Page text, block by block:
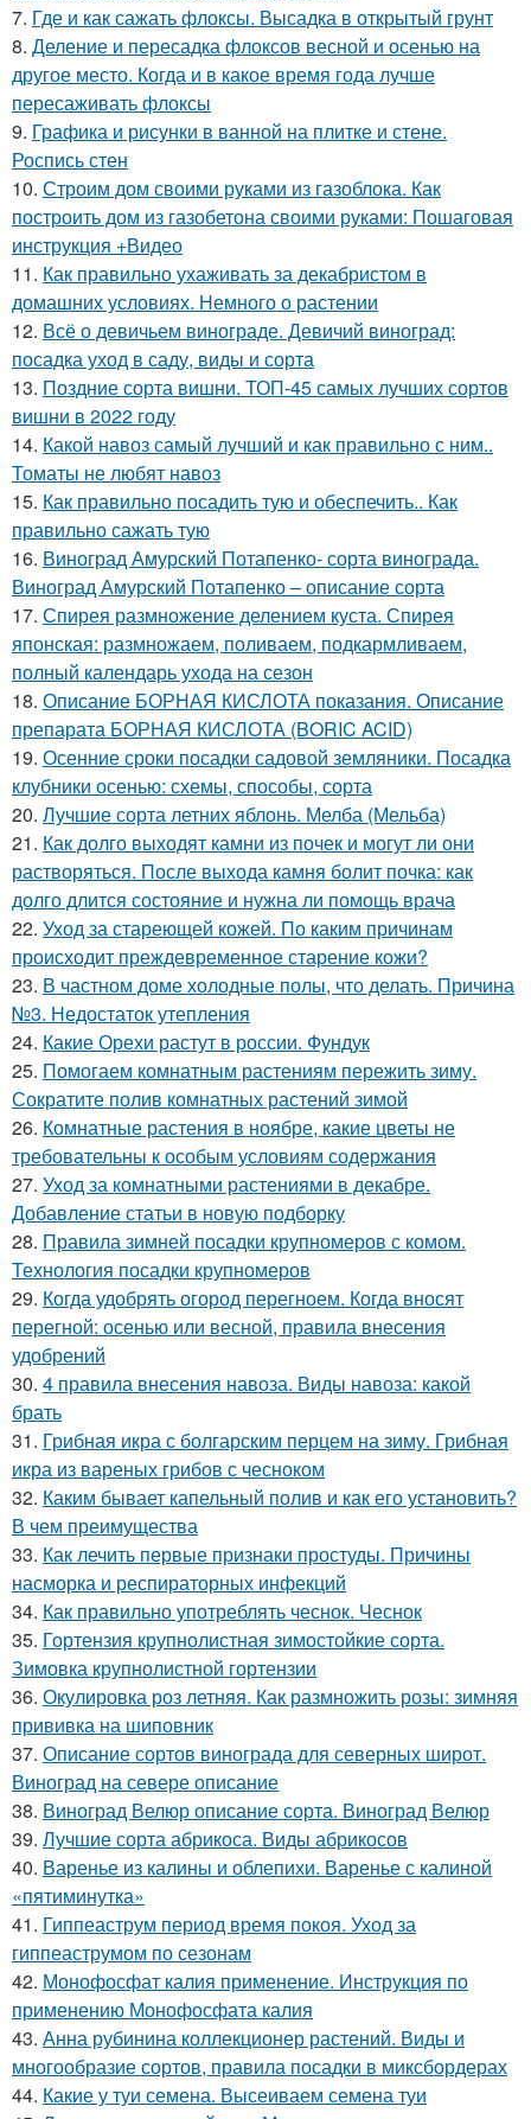
7. Где и как сажать флоксы. Высадка в открытый грунт
8. Деление и пересадка флоксов весной и осенью на
другое место. Когда и в какое время года лучше
пересаживать флоксы
9. Графика и рисунки в ванной на плитке и стене.
Роспись стен
10. Строим дом своими руками из газоблока. Как
построить дом из газобетона своими руками: Пошаговая
инструкция +Видео
11. Как правильно ухаживать за декабристом в
домашних условиях. Немного о растении
12. Всё о девичьем винограде. Девичий виноград:
посадка уход в саду, виды и сорта
13. Поздние сорта вишни. ТОП-45 самых лучших сортов
вишни в 2022 году
14. Какой навоз самый лучший и как правильно с ним..
Томаты не любят навоз
15. Как правильно посадить тую и обеспечить.. Как
правильно сажать тую
16. Виноград Амурский Потапенко- сорта винограда.
Виноград Амурский Потапенко – описание сорта
17. Спирея размножение делением куста. Спирея
японская: размножаем, поливаем, подкармливаем,
полный календарь ухода на сезон
18. Описание БОРНАЯ КИСЛОТА показания. Описание
препарата БОРНАЯ КИСЛОТА (BORIC ACID)
19. Осенние сроки посадки садовой земляники. Посадка
клубники осенью: схемы, способы, сорта
20. Лучшие сорта летних яблонь. Мелба (Мельба)
21. Как долго выходят камни из почек и могут ли они
растворяться. После выхода камня болит почка: как
долго длится состояние и нужна ли помощь врача
22. Уход за стареющей кожей. По каким причинам
происходит преждевременное старение кожи?
23. В частном доме холодные полы, что делать. Причина
№3. Недостаток утепления
24. Какие Орехи растут в россии. Фундук
25. Помогаем комнатным растениям пережить зиму.
Сократите полив комнатных растений зимой
26. Комнатные растения в ноябре, какие цветы не
требовательны к особым условиям содержания
27. Уход за комнатными растениями в декабре.
Добавление статьи в новую подборку
28. Правила зимней посадки крупномеров с комом.
Технология посадки крупномеров
29. Когда удобрять огород перегноем. Когда вносят
перегной: осенью или весной, правила внесения
удобрений
30. 4 правила внесения навоза. Виды навоза: какой
брать
31. Грибная икра с болгарским перцем на зиму. Грибная
икра из вареных грибов с чесноком
32. Каким бывает капельный полив и как его установить?
В чем преимущества
33. Как лечить первые признаки простуды. Причины
насморка и респираторных инфекций
34. Как правильно употреблять чеснок. Чеснок
35. Гортензия крупнолистная зимостойкие сорта.
Зимовка крупнолистной гортензии
36. Окулировка роз летняя. Как размножить розы: зимняя
прививка на шиповник
37. Описание сортов винограда для северных широт.
Виноград на севере описание
38. Виноград Велюр описание сорта. Виноград Велюр
39. Лучшие сорта абрикоса. Виды абрикосов
40. Варенье из калины и облепихи. Варенье с калиной
«пятиминутка»
41. Гиппеаструм период время покоя. Уход за
гиппеаструмом по сезонам
42. Монофосфат калия применение. Инструкция по
применению Монофосфата калия
43. Анна рубинина коллекционер растений. Виды и
многообразие сортов, правила посадки в миксбордерах
44. Какие у туи семена. Высеиваем семена туи